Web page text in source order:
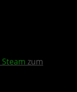
Steam zum